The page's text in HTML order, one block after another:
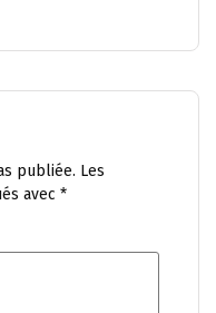
publiée. Les
avec *